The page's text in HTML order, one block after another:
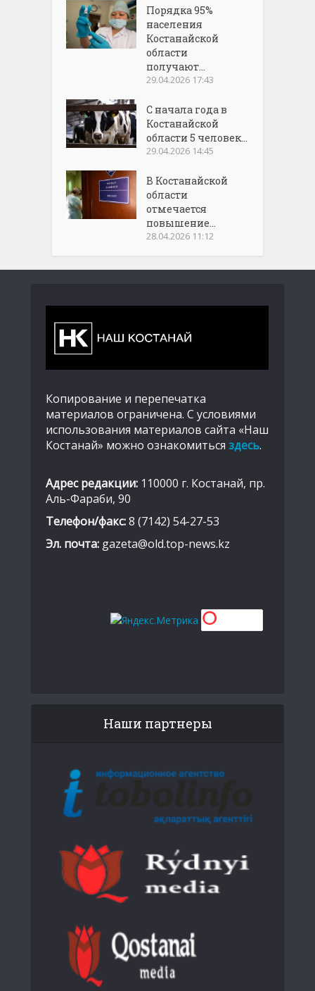
Порядка 95%
населения
Костанайской
области
получают...
29.04.2026 17:43
С начала года в
Костанайской
области 5 человек...
29.04.2026 14:45
В Костанайской
области
отмечается
повышение...
28.04.2026 11:12
Копирование и перепечатка
материалов ограничена. С условиями
использования материалов сайта «Наш
Костанай» можно ознакомиться здесь.
Адрес редакции: 110000 г. Костанай, пр.
Аль-Фараби, 90
Телефон/факс:8 (7142) 54-27-53
Эл. почта: gazeta@old.top-news.kz
Наши партнеры